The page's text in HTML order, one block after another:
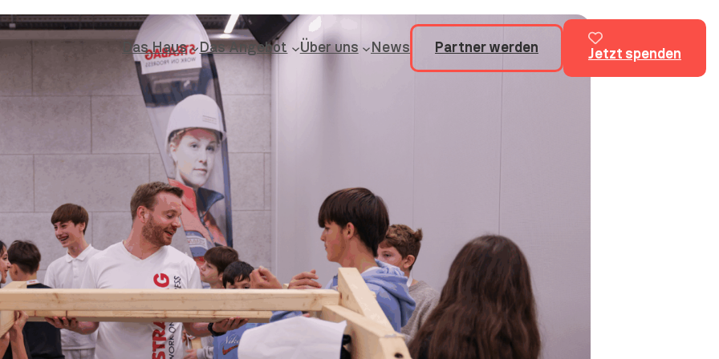
Das Haus Das Angebot Über uns News Partner werden Jetzt spenden